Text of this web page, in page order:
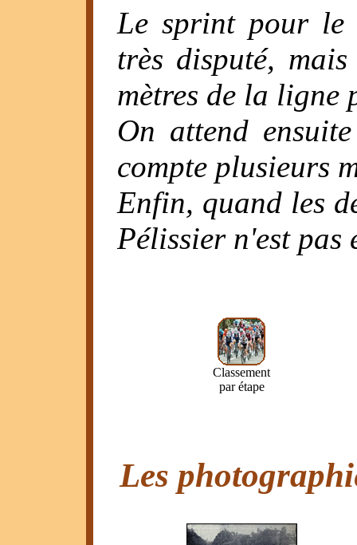
Le sprint pour le
très disputé,
mètres de la ligne
On attend
compte plusieurs
Enfin, quand les
Pélissier n'est pas
Classement
par étape
Les